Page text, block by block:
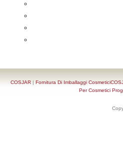
COSJAR | Fornitura Di Imballaggi
Per Cosmetici